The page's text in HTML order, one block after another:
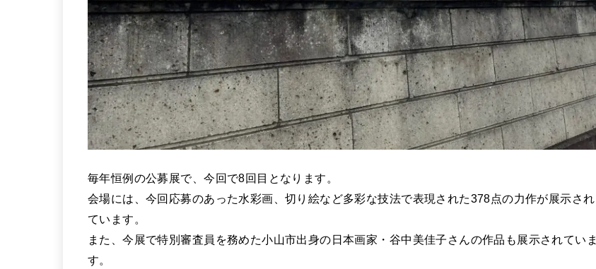
毎年恒例の公募展で、今回で8回目となります。
会場には、今回応募のあった水彩画、切り絵など多彩な技法で表現された378点の力作が展示され
ています。
また、今展で特別審査員を務めた小山市出身の日本画家・谷中美佳子さんの作品も展示されていま
す。